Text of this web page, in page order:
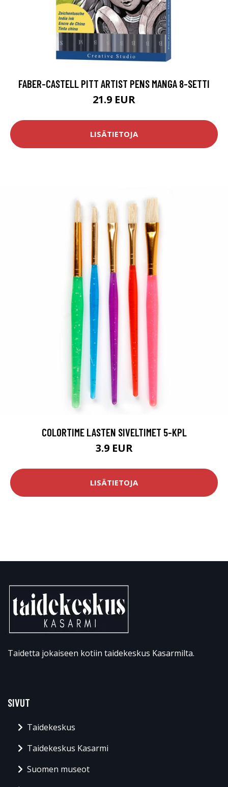
FABER-CASTELL PITT ARTIST PENS MANGA 8-SETTI
21.9 EUR
LISÄTIETOJA
COLORTIME LASTEN SIVELTIMET 5-KPL
3.9 EUR
LISÄTIETOJA
Taidetta jokaiseen kotiin taidekeskus Kasarmilta.
SIVUT
Taidekeskus
Taidekeskus Kasarmi
Suomen museot